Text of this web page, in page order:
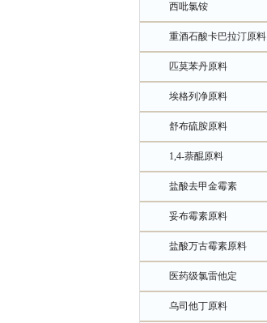
西吡氯铵
重酒石酸卡巴拉汀原料
匹莫苯丹原料
埃格列净原料
舒布硫胺原料
1,4-萘醌原料
盐酸去甲金霉素
妥布霉素原料
盐酸万古霉素原料
医药级氯雷他定
乌司他丁原料